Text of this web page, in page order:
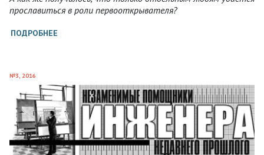
прославиться в роли первооткрывателя?
ПОДРОБНЕЕ
№3, 2016